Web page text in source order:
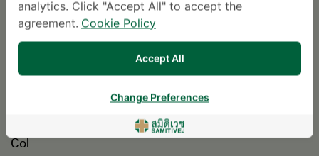
ပညာရေး ကဏ္ဍ
Certificate in Spine Fellowship at Washington
University in St. Louis and Columbia Spine Center,
Col
analytics. Click "Accept All" to accept the
agreement. Cookie Policy
Accept All
Change Preferences